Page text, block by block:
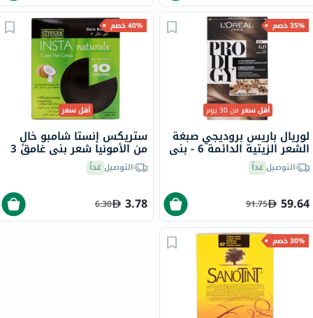
35% خصم
أقل سعرمن 30 يوم
لوريال باريس بروديجي صبغة
الشعر الزيتية الدائمة 6 - بني
بلوطالتوصيلغداً
59.64
91.75
40% خصم
أقل سعر
ستريكس إنستا شامبو خالٍ
من الأمونيا شعر بني غامق 3
التوصيلغداً
3.78
6.30
30% خصم